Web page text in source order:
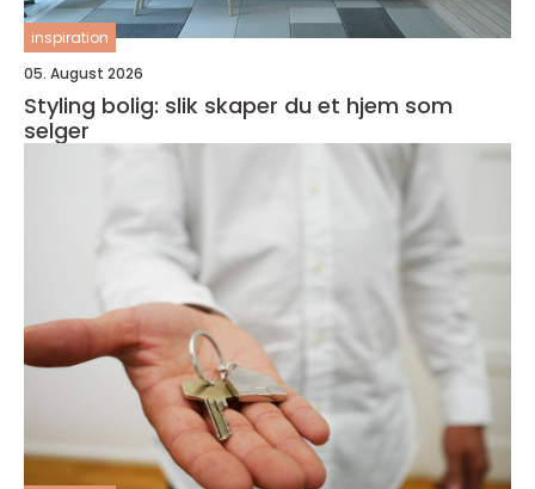
inspiration
05. August 2026
Styling bolig: slik skaper du et hjem som
selger